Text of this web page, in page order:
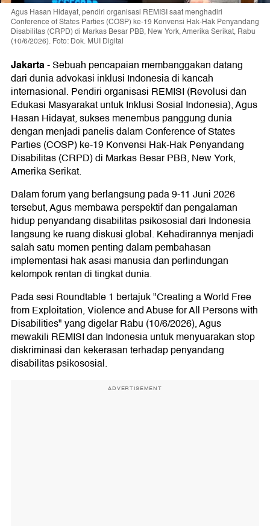
Agus Hasan Hidayat, pendiri organisasi REMISI saat menghadiri
Conference of States Parties (COSP) ke-19 Konvensi Hak-Hak Penyandang
Disabilitas (CRPD) di Markas Besar PBB, New York, Amerika Serikat, Rabu
(10/6/2026). Foto: Dok. MUI Digital
Jakarta-Sebuah pencapaian membanggakan datang
dari dunia advokasi inklusi Indonesia di kancah
internasional. Pendiri organisasi REMISI (Revolusi dan
Edukasi Masyarakat untuk Inklusi Sosial Indonesia), Agus
Hasan Hidayat, sukses menembus panggung dunia
dengan menjadi panelis dalam Conference of States
Parties (COSP) ke-19 Konvensi Hak-Hak Penyandang
Disabilitas (CRPD) di Markas Besar PBB, New York,
Amerika Serikat.
Dalam forum yang berlangsung pada 9-11 Juni 2026
tersebut, Agus membawa perspektif dan pengalaman
hidup penyandang disabilitas psikososial dari Indonesia
langsung ke ruang diskusi global. Kehadirannya menjadi
salah satu momen penting dalam pembahasan
implementasi hak asasi manusia dan perlindungan
kelompok rentan di tingkat dunia.
Pada sesi Roundtable 1 bertajuk "Creating a World Free
from Exploitation, Violence and Abuse for All Persons with
Disabilities" yang digelar Rabu (10/6/2026), Agus
mewakili REMISI dan Indonesia untuk menyuarakan stop
diskriminasi dan kekerasan terhadap penyandang
disabilitas psikososial.
ADVERTISEMENT